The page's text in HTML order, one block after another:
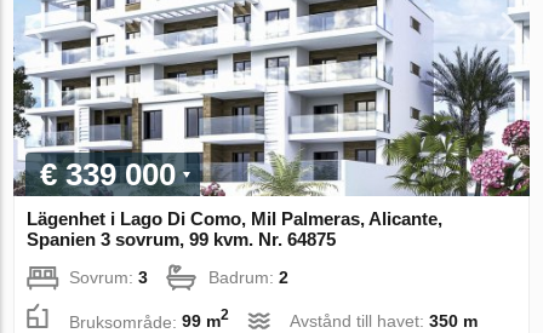
€ 339 000
Lägenhet i Lago Di Como, Mil Palmeras, Alicante,
Spanien 3 sovrum, 99 kvm. Nr. 64875
Sovrum:3 Badrum:2
Bruksområde:99 m2 Avstånd till havet:350 m